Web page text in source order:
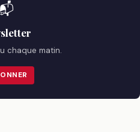
chaque matin.